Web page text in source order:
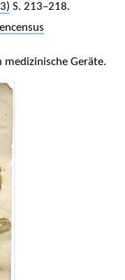
S. 213–218.
medizinische Geräte.